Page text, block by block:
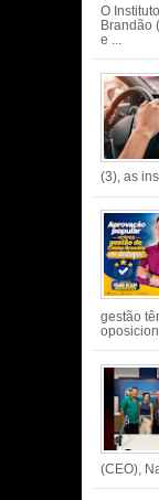
O
Brandão
e ...
(3), as
gestão
(CEO),